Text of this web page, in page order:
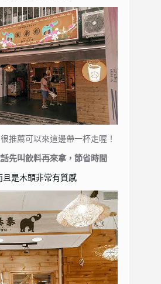
推薦可以來這邊帶一杯走喔！
先叫飲料再來拿，節省時間
是木頭非常有質感